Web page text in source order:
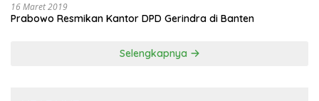
16 Maret 2019
Prabowo Resmikan Kantor DPD Gerindra di Banten
Selengkapnya